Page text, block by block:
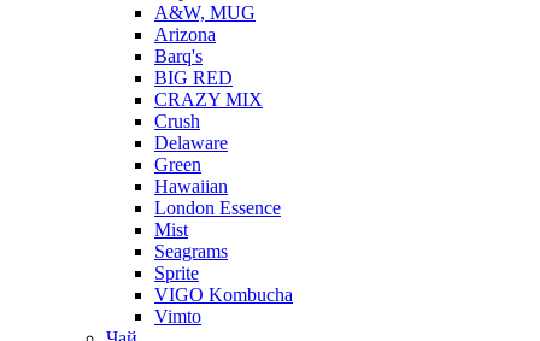
A&W, MUG
Arizona
Barq's
BIG RED
CRAZY MIX
Crush
Delaware
Green
Hawaiian
London Essence
Mist
Seagrams
Sprite
VIGO Kombucha
Vimto